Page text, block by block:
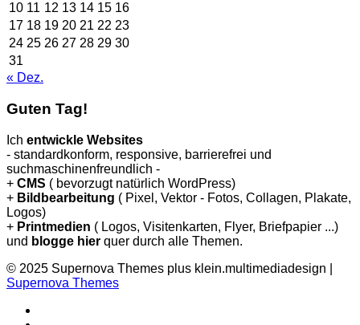
10 11 12 13 14 15 16
17 18 19 20 21 22 23
24 25 26 27 28 29 30
31
« Dez.
Guten Tag!
Ich entwickle Websites
- standardkonform, responsive, barrierefrei und
suchmaschinenfreundlich -
+ CMS ( bevorzugt natürlich WordPress)
+ Bildbearbeitung ( Pixel, Vektor - Fotos, Collagen, Plakate,
Logos)
+ Printmedien ( Logos, Visitenkarten, Flyer, Briefpapier ...)
und blogge hier quer durch alle Themen.
© 2025 Supernova Themes plus klein.multimediadesign
Supernova Themes